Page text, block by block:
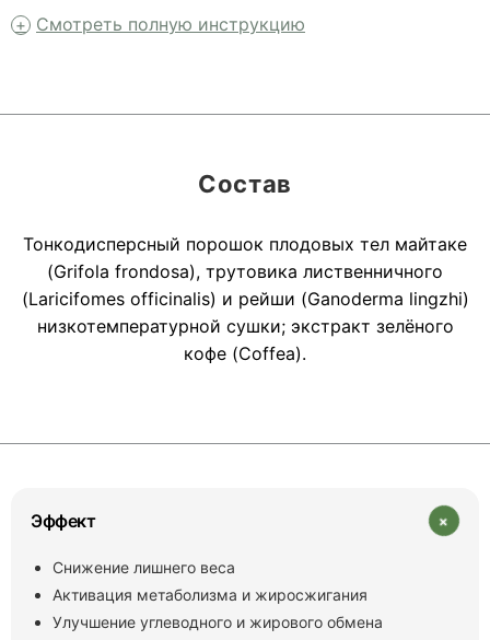
Смотреть полную инструкцию
Состав
Тонкодисперсный порошок плодовых тел майтаке
(Grifola frondosa), трутовика лиственничного
(Laricifomes officinalis) и рейши (Ganoderma lingzhi)
низкотемпературной сушки; экстракт зелёного
кофе (Coffea).
Эффект +
Снижение лишнего веса
Активация метаболизма и жиросжигания
Улучшение углеводного и жирового обмена